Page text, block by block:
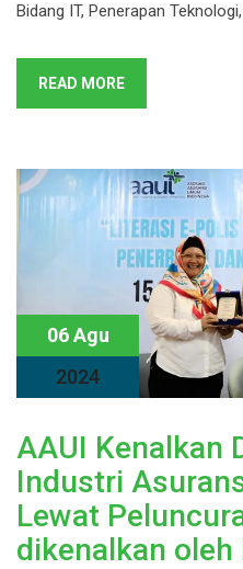
Bidang IT, Penerapan
READ MORE
06 Agu
2024
AAUI Kenalkan
Industri
Lewat
dikenalkan